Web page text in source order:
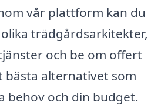
vår plattform kan du
trädgårdsarkitekter,
och be om offert
alternativet som
behov och din budget.